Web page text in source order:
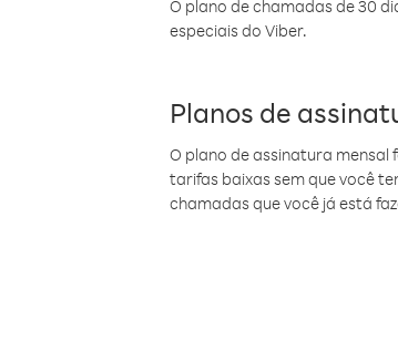
O plano de chamadas de 30
especiais do Viber.
Planos de
O plano de assinatura
tarifas baixas sem que você
chamadas que você já está